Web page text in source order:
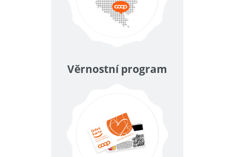
Věrnostní program